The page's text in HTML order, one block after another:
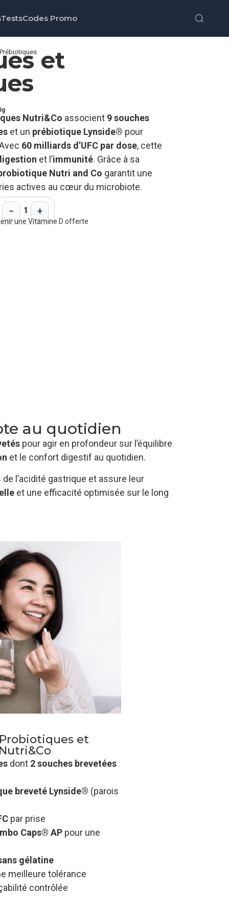
TestsCodes Promo
et
Nutri&Co associent 9 souches
et un prébiotique Lynside® pour
60 milliards d’UFC par dose, cette
et l’immunité. Grâce à sa
Nutri and Co garantit une
actives au cœur du microbiote.
− 1 +
une Vitamine D offerte
au quotidien
pour agir en profondeur sur l’équilibre
et le confort digestif au quotidien.
l’acidité gastrique et assure leur
et une efficacité optimisée sur le long
et
dont 2 souches brevetées
breveté Lynside® (parois
par prise
Caps® AP pour une
gélatine
meilleure tolérance
contrôlée